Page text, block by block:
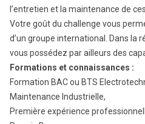
l’entretien et la maintenance de
Votre goût du challenge vous
d’un groupe international. Dans la
vous possédez par ailleurs des
Formations et connaissances :
Formation BAC ou BTS
Maintenance Industrielle,
Première expérience